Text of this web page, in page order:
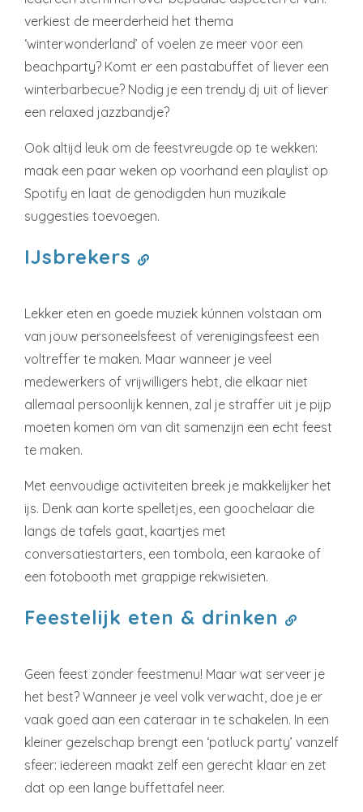
verkiest de meerderheid het thema
‘winterwonderland’ of voelen ze meer voor een
beachparty? Komt er een pastabuffet of liever een
winterbarbecue? Nodig je een trendy dj uit of liever
een relaxed jazzbandje?
Ook altijd leuk om de feestvreugde op te wekken:
maak een paar weken op voorhand een playlist op
Spotify en laat de genodigden hun muzikale
suggesties toevoegen.
IJsbrekers
Lekker eten en goede muziek kúnnen volstaan om
van jouw personeelsfeest of verenigingsfeest een
voltreffer te maken. Maar wanneer je veel
medewerkers of vrijwilligers hebt, die elkaar niet
allemaal persoonlijk kennen, zal je straffer uit je pijp
moeten komen om van dit samenzijn een echt feest
te maken.
Met eenvoudige activiteiten breek je makkelijker het
ijs. Denk aan korte spelletjes, een goochelaar die
langs de tafels gaat, kaartjes met
conversatiestarters, een tombola, een karaoke of
een fotobooth met grappige rekwisieten.
Feestelijk eten & drinken
Geen feest zonder feestmenu! Maar wat serveer je
het best? Wanneer je veel volk verwacht, doe je er
vaak goed aan een cateraar in te schakelen. In een
kleiner gezelschap brengt een ‘potluck party’ vanzelf
sfeer: iedereen maakt zelf een gerecht klaar en zet
dat op een lange buffettafel neer.